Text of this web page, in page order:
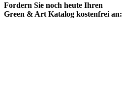
Fordern Sie noch heute Ihren
Green & Art Katalog kostenfrei an: